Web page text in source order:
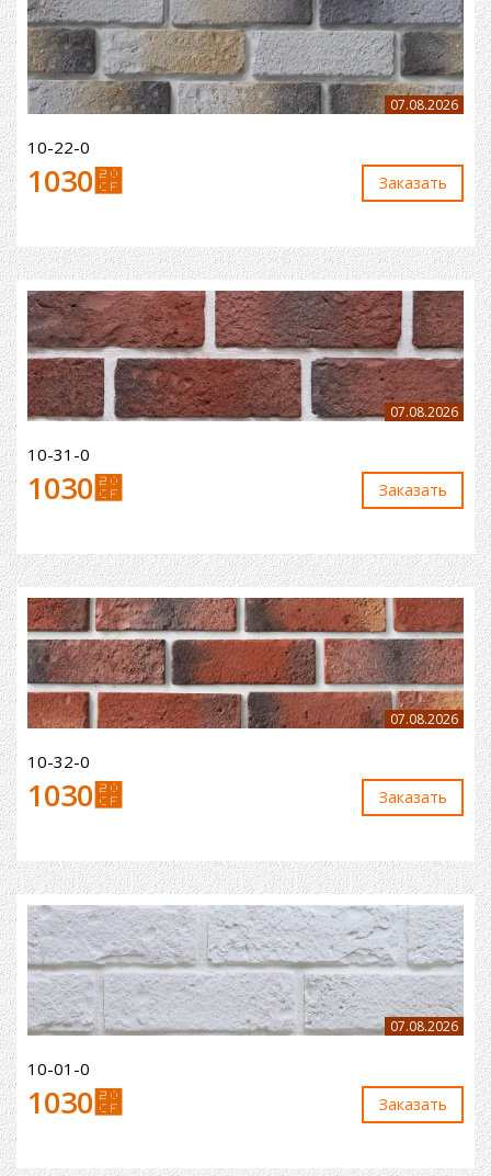
07.08.2026
10-22-0
1030⃏ Заказaть
07.08.2026
10-31-0
1030⃏ Заказaть
07.08.2026
10-32-0
1030⃏ Заказaть
07.08.2026
10-01-0
1030⃏ Заказaть